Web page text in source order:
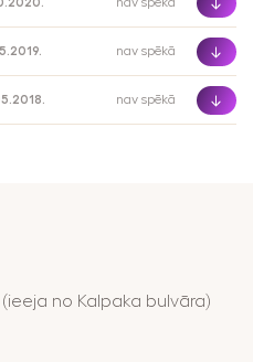
Viegli lasīt
nav spēkā
nav spēkā
(ieeja no Kalpaka bulvāra)